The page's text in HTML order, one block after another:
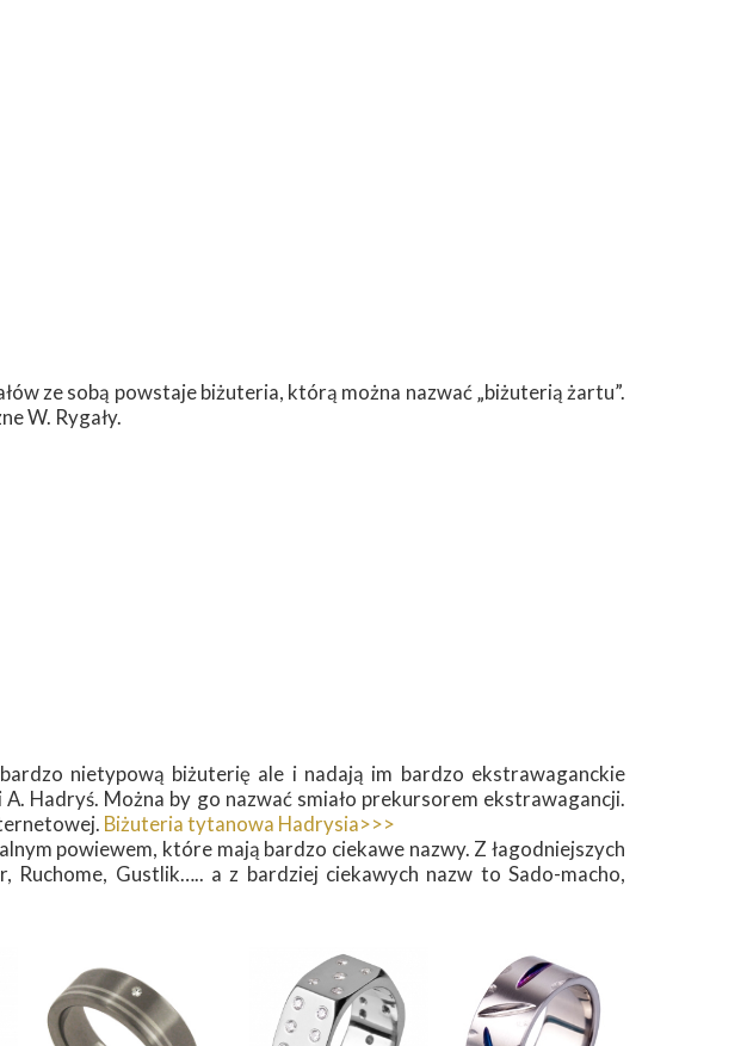
ze sobą powstaje biżuteria, którą można nazwać „biżuterią żartu”.
W. Rygały.
nietypową biżuterię ale i nadają im bardzo ekstrawaganckie
Hadryś. Można by go nazwać smiało prekursorem ekstrawagancji.
Biżuteria tytanowa Hadrysia>>>
powiewem, które mają bardzo ciekawe nazwy. Z łagodniejszych
Ruchome, Gustlik….. a z bardziej ciekawych nazw to Sado-macho,